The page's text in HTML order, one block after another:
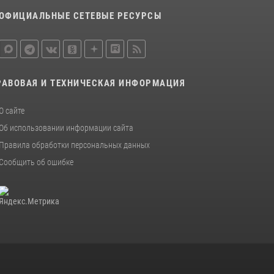
работе круглого стола на III Международном
петербургском цифровом форуме
клуба «Умные каникулы»
16 июля 2026, 10:58 2
СЕТЕВЫЕ РЕСУРСЫ
И ТЕХНИЧЕСКАЯ ИНФОРМАЦИЯ
О сайте
Об использовании информации сайта
Правила обработки персональных данных
Сообщить об ошибке